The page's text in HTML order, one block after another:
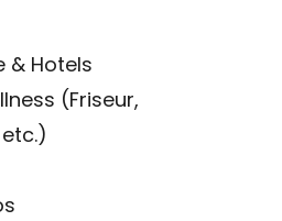
& Hotels
(Friseur,